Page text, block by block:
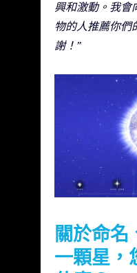
興和激動。我會
物的人推薦你們
謝！”
關於命名
一顆星，